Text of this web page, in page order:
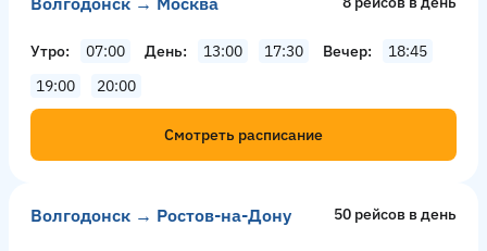
Утро 07:00 День 13:00 17:30 Вечер
18:45
19:00
20:00
Смотреть расписание
Волгодонск → Ростов-на-Дону 50 рейсов в день